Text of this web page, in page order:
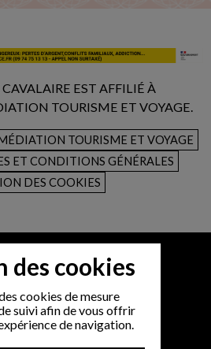
EST AFFILIÉ À
TOURISME ET VOYAGE.
TOURISME ET VOYAGE
ET CONDITIONS GÉNÉRALES
DES COOKIES
des cookies
cookies de mesure
suivi afin de vous offrir
de navigation.